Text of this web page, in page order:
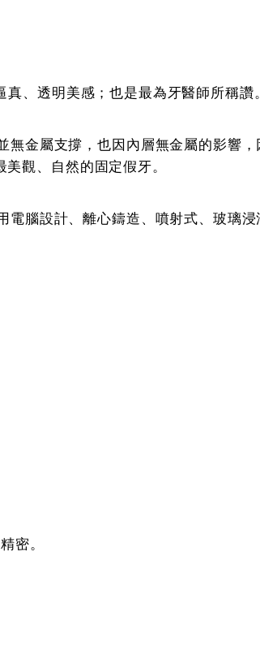
、透明美感；也是最為牙醫師所稱讚。
金屬支撐，也因內層無金屬的影響
觀、自然的固定假牙。
腦設計、離心鑄造、噴射式、玻璃
密。